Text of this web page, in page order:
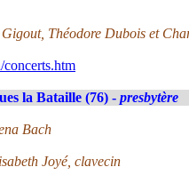
Théodore Dubois et
la Bataille (76) - presbytère
Bach
Joyé, clavecin